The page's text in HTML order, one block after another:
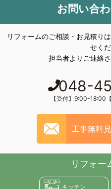
お問い合
リフォームのご相談・お見積り
せくだ
担当者よりご連絡
048-
【受付】9:00-18:00
工事無料
リフォー
キッチン